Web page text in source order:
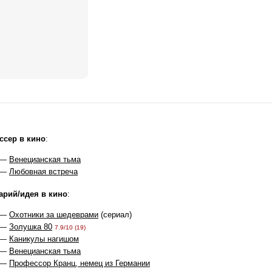
в кино:
— Венецианская тьма
— Любовная встреча
идея в кино:
— Охотники за шедеврами (сериал)
— Золушка 80 7.9/10 (19)
— Каникулы нагишом
— Венецианская тьма
— Профессор Кранц, немец из Германии